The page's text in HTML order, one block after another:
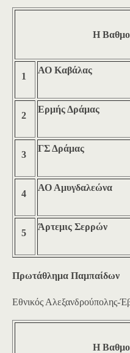
Η
1
ΑΟ Καβάλας
2
Ερμής Δράμας
3
ΓΣ Δράμας
4
ΑΟ Αμυγδαλεώνα
5
Άρτεμις Σερρών
Πρωτάθλημα Παμπαίδων
Εθνικός Αλεξανδρούπολης-
Η